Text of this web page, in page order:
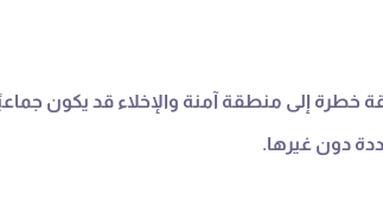
إلى منطقة آمنة والإخلاء قد يكون
دون غيرها.